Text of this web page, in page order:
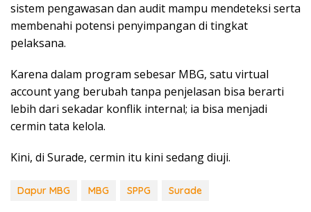
sistem pengawasan dan audit mampu mendeteksi serta
membenahi potensi penyimpangan di tingkat
pelaksana.
Karena dalam program sebesar MBG, satu virtual
account yang berubah tanpa penjelasan bisa berarti
lebih dari sekadar konflik internal; ia bisa menjadi
cermin tata kelola.
Kini, di Surade, cermin itu kini sedang diuji.
Dapur MBG MBG SPPG Surade